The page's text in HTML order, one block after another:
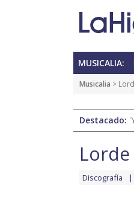
MUSICALIA:
Musicalia >
Destacado:
Lorde
Discografía